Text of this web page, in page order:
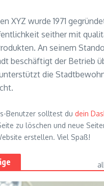
XYZ wurde 1971
seither mit
An seinem
beschäftigt der Betrieb
die
Benutzer solltest du dein
zu löschen und neue
erstellen. Viel Spaß!